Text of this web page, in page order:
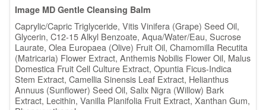
Image MD Gentle Cleansing Balm
Caprylic/Capric Triglyceride, Vitis Vinifera (Grape) Seed Oil,
Glycerin, C12-15 Alkyl Benzoate, Aqua/Water/Eau, Sucrose
Laurate, Olea Europaea (Olive) Fruit Oil, Chamomilla Recutita
(Matricaria) Flower Extract, Anthemis Nobilis Flower Oil, Malus
Domestica Fruit Cell Culture Extract, Opuntia Ficus-Indica
Stem Extract, Camellia Sinensis Leaf Extract, Helianthus
Annuus (Sunflower) Seed Oil, Salix Nigra (Willow) Bark
Extract, Lecithin, Vanilla Planifolia Fruit Extract, Xanthan Gum,